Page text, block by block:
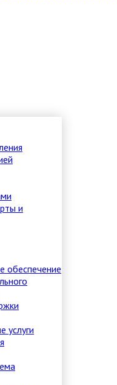
и
обеспечение
услуги